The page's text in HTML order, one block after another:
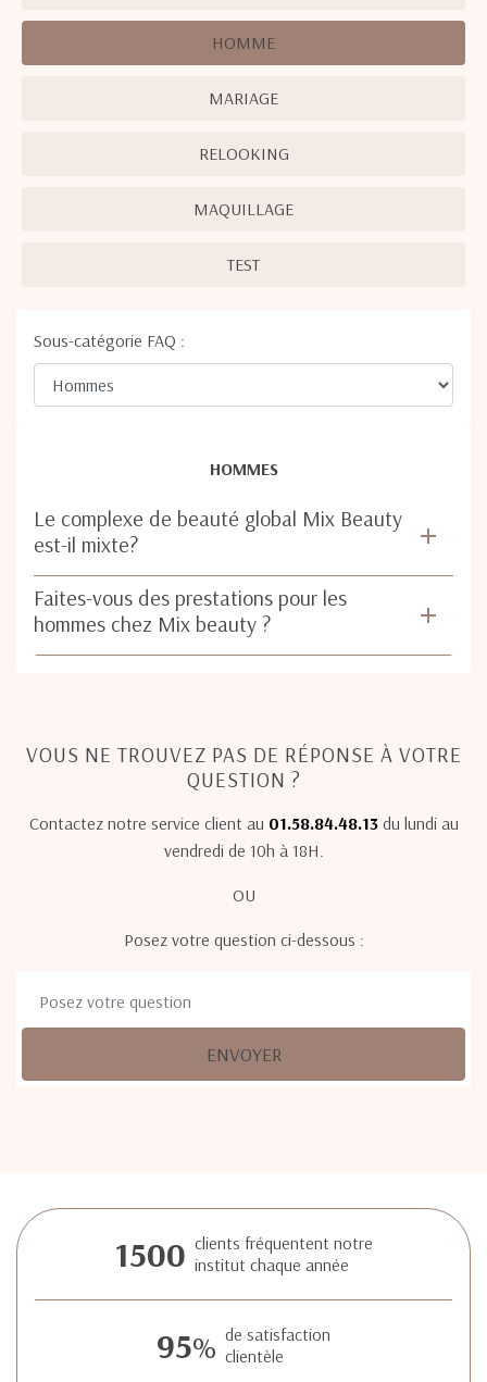
HOMME
MARIAGE
RELOOKING
MAQUILLAGE
TEST
Sous-catégorie FAQ :
HOMMES
Le complexe de beauté global Mix Beauty
est-il mixte?
Faites-vous des prestations pour les
hommes chez Mix beauty ?
VOUS NE TROUVEZ PAS DE RÉPONSE À VOTRE
QUESTION ?
Contactez notre service client au 01.58.84.48.13du lundi au
vendredi de 10h à 18H.
OU
Posez votre question ci-dessous :
ENVOYER
1500 clients fréquentent notre
institut chaque année
95% de satisfaction
clientèle